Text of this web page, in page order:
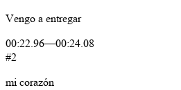
Vengo a entregar
00:22.96—00:24.08
#2
mi corazón